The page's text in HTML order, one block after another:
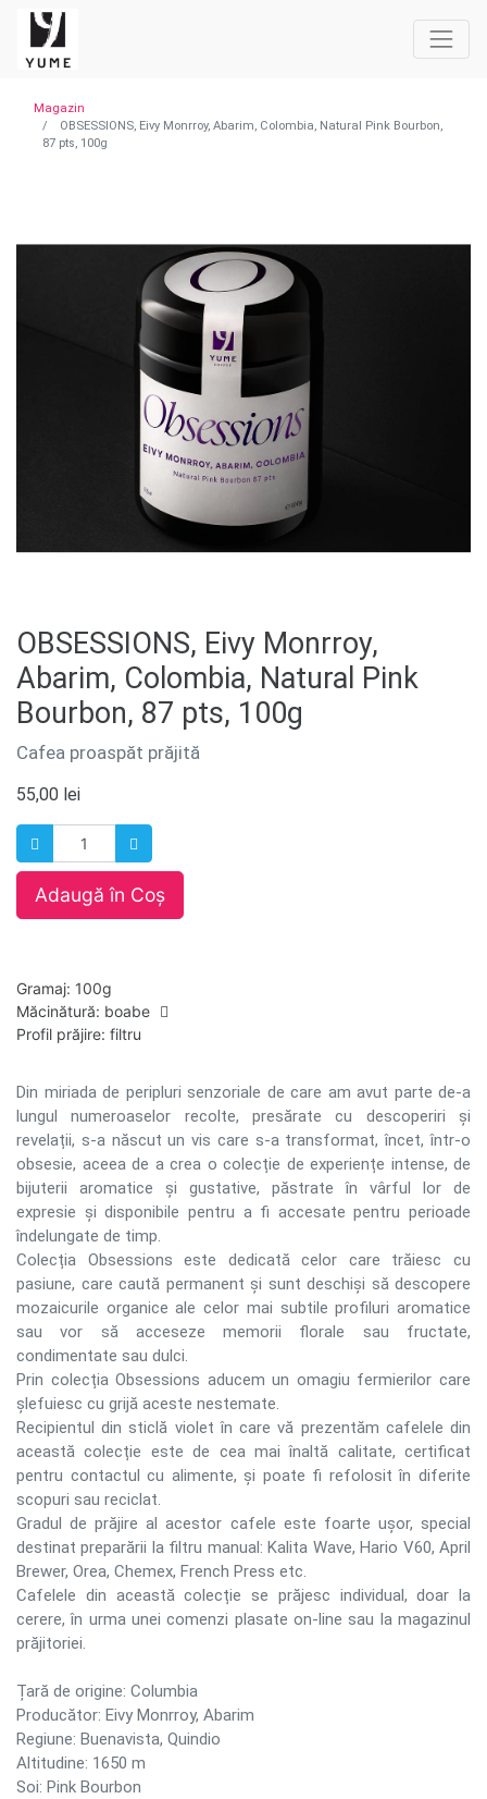
Magazin
OBSESSIONS, Eivy Monrroy, Abarim, Colombia, Natural Pink Bourbon,
87 pts, 100g
OBSESSIONS, Eivy Monrroy,
Abarim, Colombia, Natural Pink
Bourbon, 87 pts, 100g
Cafea proaspăt prăjită
55,00 lei
Adaugă în Coș
Gramaj: 100g
Măcinătură: boabe
Profil prăjire: filtru
Din miriada de peripluri senzoriale de care am avut parte de-a
lungul numeroaselor recolte, presărate cu descoperiri și
revelații, s-a născut un vis care s-a transformat, încet, într-o
obsesie, aceea de a crea o colecție de experiențe intense, de
bijuterii aromatice și gustative, păstrate în vârful lor de
expresie și disponibile pentru a fi accesate pentru perioade
îndelungate de timp.
Colecția Obsessions este dedicată celor care trăiesc cu
pasiune, care caută permanent și sunt deschiși să descopere
mozaicurile organice ale celor mai subtile profiluri aromatice
sau vor să acceseze memorii florale sau fructate,
condimentate sau dulci.
Prin colecția Obsessions aducem un omagiu fermierilor care
șlefuiesc cu grijă aceste nestemate.
Recipientul din sticlă violet în care vă prezentăm cafelele din
această colecție este de cea mai înaltă calitate, certificat
pentru contactul cu alimente, și poate fi refolosit în diferite
scopuri sau reciclat.
Gradul de prăjire al acestor cafele este foarte ușor, special
destinat preparării la filtru manual: Kalita Wave, Hario V60, April
Brewer, Orea, Chemex, French Press etc.
Cafelele din această colecție se prăjesc individual, doar la
cerere, în urma unei comenzi plasate on-line sau la magazinul
prăjitoriei.
Țară de origine: Columbia
Producător: Eivy Monrroy, Abarim
Regiune: Buenavista, Quindio
Altitudine: 1650 m
Soi: Pink Bourbon